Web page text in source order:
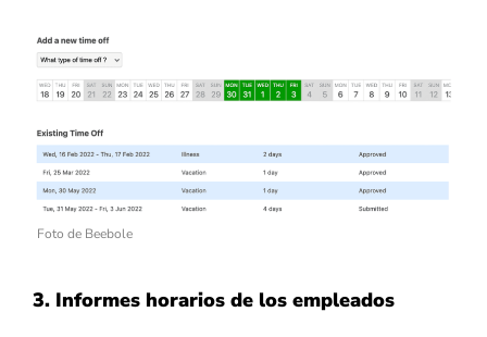
Foto de Beebole
3. Informes horarios de los empleados